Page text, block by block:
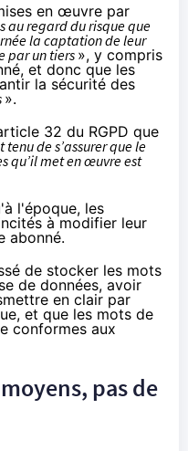
en œuvre par
au regard du risque que
la captation de leur
par un tiers », y compris
et donc que les
la sécurité des
».
32 du RGPD que
de s’assurer que le
qu’il met en œuvre est
l'époque, les
à modifier leur
abonné.
de stocker les mots
de données, avoir
en clair par
et que les mots de
conformes aux
pas de